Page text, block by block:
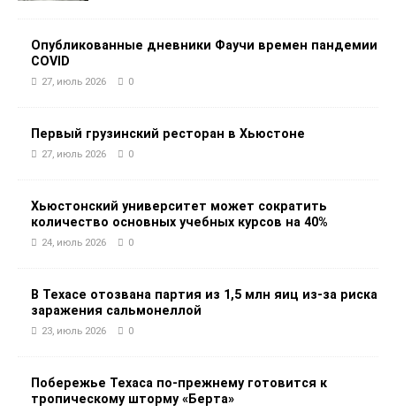
Опубликованные дневники Фаучи времен пандемии
COVID
27, июль 2026 0
Первый грузинский ресторан в Хьюстоне
27, июль 2026 0
Хьюстонский университет может сократить
количество основных учебных курсов на 40%
24, июль 2026 0
В Техасе отозвана партия из 1,5 млн яиц из-за риска
заражения сальмонеллой
23, июль 2026 0
Побережье Техаса по-прежнему готовится к
тропическому шторму «Берта»